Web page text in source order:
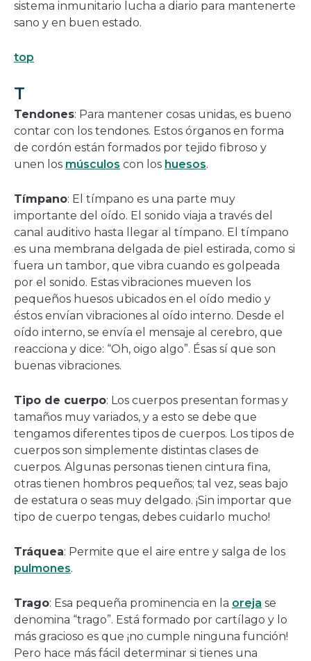
sistema inmunitario lucha a diario para mantenerte
sano y en buen estado.
top
T
Tendones: Para mantener cosas unidas, es bueno
contar con los tendones. Estos órganos en forma
de cordón están formados por tejido fibroso y
unen los músculos con los huesos.
Tímpano: El tímpano es una parte muy
importante del oído. El sonido viaja a través del
canal auditivo hasta llegar al tímpano. El tímpano
es una membrana delgada de piel estirada, como si
fuera un tambor, que vibra cuando es golpeada
por el sonido. Estas vibraciones mueven los
pequeños huesos ubicados en el oído medio y
éstos envían vibraciones al oído interno. Desde el
oído interno, se envía el mensaje al cerebro, que
reacciona y dice: “Oh, oigo algo”. Ésas sí que son
buenas vibraciones.
Tipo de cuerpo: Los cuerpos presentan formas y
tamaños muy variados, y a esto se debe que
tengamos diferentes tipos de cuerpos. Los tipos de
cuerpos son simplemente distintas clases de
cuerpos. Algunas personas tienen cintura fina,
otras tienen hombros pequeños; tal vez, seas bajo
de estatura o seas muy delgado. ¡Sin importar que
tipo de cuerpo tengas, debes cuidarlo mucho!
Tráquea: Permite que el aire entre y salga de los
pulmones.
Trago: Esa pequeña prominencia en la oreja se
denomina “trago”. Está formado por cartílago y lo
más gracioso es que ¡no cumple ninguna función!
Pero hace más fácil determinar si tienes una